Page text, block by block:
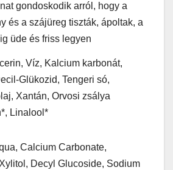
gondoskodik arról, hogy a
és a szájüreg tiszták, ápoltak, a
üde és friss legyen
Víz, Kalcium karbonát,
Glükozid, Tengeri só,
Xantán, Orvosi zsálya
Linalool*
Calcium Carbonate,
Decyl Glucoside, Sodium